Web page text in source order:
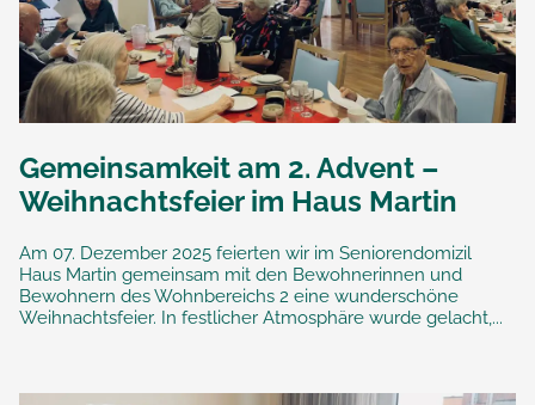
Gemeinsamkeit am 2. Advent –
Weihnachtsfeier im Haus Martin
Am 07. Dezember 2025 feierten wir im Seniorendomizil
Haus Martin gemeinsam mit den Bewohnerinnen und
Bewohnern des Wohnbereichs 2 eine wunderschöne
Weihnachtsfeier. In festlicher Atmosphäre wurde gelacht,...